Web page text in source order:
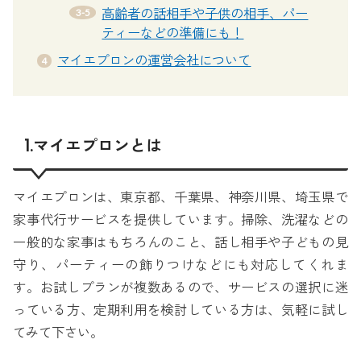
高齢者の話相手や子供の相手、パー
ティーなどの準備にも！
マイエプロンの運営会社について
1.マイエプロンとは
マイエプロンは、東京都、千葉県、神奈川県、埼玉県で
家事代行サービスを提供しています。掃除、洗濯などの
一般的な家事はもちろんのこと、話し相手や子どもの見
守り、パーティーの飾りつけなどにも対応してくれま
す。お試しプランが複数あるので、サービスの選択に迷
っている方、定期利用を検討している方は、気軽に試し
てみて下さい。